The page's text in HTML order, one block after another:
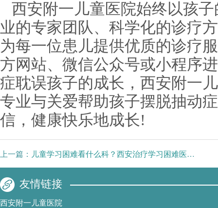
西安附一儿童医院始终以孩
业的专家团队、科学化的诊疗
为每一位患儿提供优质的诊疗
方网站、微信公众号或小程序
症耽误孩子的成长，西安附一
专业与关爱帮助孩子摆脱抽动
信，健康快乐地成长!
上一篇： 儿童学习困难看什么科？西安治疗学习困难医院推荐
友情链接
西安附一儿童医院